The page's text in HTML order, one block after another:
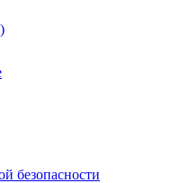
безопасности